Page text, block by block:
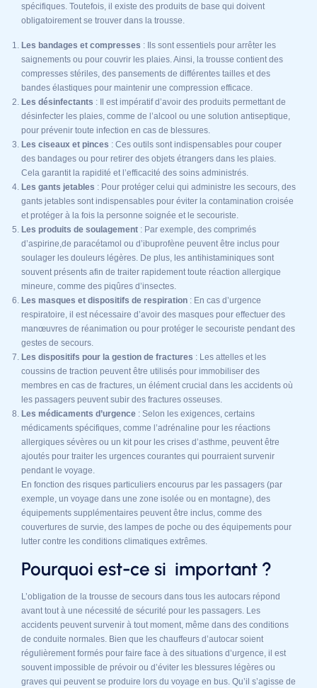
spécifiques. Toutefois, il existe des produits de base qui doivent
obligatoirement se trouver dans la trousse.
Les bandages et compresses : Ils sont essentiels pour arrêter les
saignements ou pour couvrir les plaies. Ainsi, la trousse contient des
compresses stériles, des pansements de différentes tailles et des
bandes élastiques pour maintenir une compression efficace.
Les désinfectants : Il est impératif d’avoir des produits permettant de
désinfecter les plaies, comme de l’alcool ou une solution antiseptique,
pour prévenir toute infection en cas de blessures.
Les ciseaux et pinces : Ces outils sont indispensables pour couper
des bandages ou pour retirer des objets étrangers dans les plaies.
Cela garantit la rapidité et l’efficacité des soins administrés.
Les gants jetables : Pour protéger celui qui administre les secours, des
gants jetables sont indispensables pour éviter la contamination croisée
et protéger à la fois la personne soignée et le secouriste.
Les produits de soulagement : Par exemple, des comprimés
d’aspirine,de paracétamol ou d’ibuprofène peuvent être inclus pour
soulager les douleurs légères. De plus, les antihistaminiques sont
souvent présents afin de traiter rapidement toute réaction allergique
mineure, comme des piqûres d’insectes.
Les masques et dispositifs de respiration : En cas d’urgence
respiratoire, il est nécessaire d’avoir des masques pour effectuer des
manœuvres de réanimation ou pour protéger le secouriste pendant des
gestes de secours.
Les dispositifs pour la gestion de fractures : Les attelles et les
coussins de traction peuvent être utilisés pour immobiliser des
membres en cas de fractures, un élément crucial dans les accidents où
les passagers peuvent subir des fractures osseuses.
Les médicaments d’urgence : Selon les exigences, certains
médicaments spécifiques, comme l’adrénaline pour les réactions
allergiques sévères ou un kit pour les crises d’asthme, peuvent être
ajoutés pour traiter les urgences courantes qui pourraient survenir
pendant le voyage.
En fonction des risques particuliers encourus par les passagers (par
exemple, un voyage dans une zone isolée ou en montagne), des
équipements supplémentaires peuvent être inclus, comme des
couvertures de survie, des lampes de poche ou des équipements pour
lutter contre les conditions climatiques extrêmes.
Pourquoi est-ce si important ?
L’obligation de la trousse de secours dans tous les autocars répond
avant tout à une nécessité de sécurité pour les passagers. Les
accidents peuvent survenir à tout moment, même dans des conditions
de conduite normales. Bien que les chauffeurs d’autocar soient
régulièrement formés pour faire face à des situations d’urgence, il est
souvent impossible de prévoir ou d’éviter les blessures légères ou
graves qui peuvent se produire lors du voyage en bus. Qu’il s’agisse de